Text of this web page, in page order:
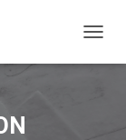
U